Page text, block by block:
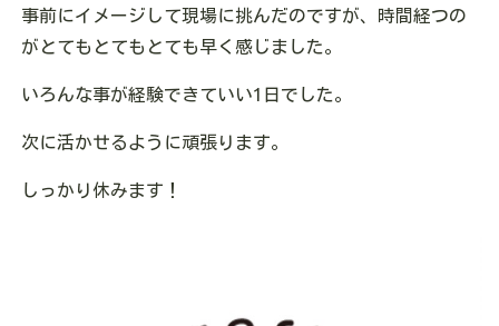
事前にイメージして現場に挑んだのですが、時間経つの
がとてもとてもとても早く感じました。
いろんな事が経験できていい1日でした。
次に活かせるように頑張ります。
しっかり休みます！